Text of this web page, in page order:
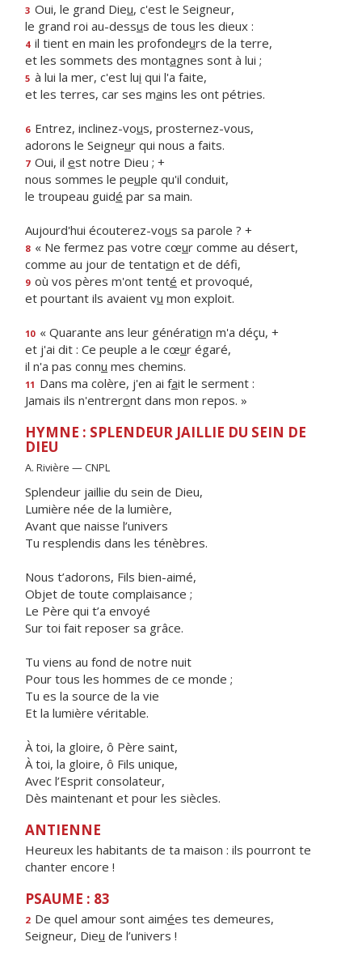
3 Oui, le grand Dieu, c'est le Seigneur,
le grand roi au-dessus de tous les dieux :
4 il tient en main les profondeurs de la terre,
et les sommets des montagnes sont à lui ;
5 à lui la mer, c'est lui qui l'a faite,
et les terres, car ses mains les ont pétries.
6 Entrez, inclinez-vous, prosternez-vous,
adorons le Seigneur qui nous a faits.
7 Oui, il est notre Dieu ; +
nous sommes le peuple qu'il conduit,
le troupeau guidé par sa main.
Aujourd'hui écouterez-vous sa parole ? +
8 « Ne fermez pas votre cœur comme au désert,
comme au jour de tentation et de défi,
9 où vos pères m'ont tenté et provoqué,
et pourtant ils avaient vu mon exploit.
10 « Quarante ans leur génération m'a déçu, +
et j'ai dit : Ce peuple a le cœur égaré,
il n'a pas connu mes chemins.
11 Dans ma colère, j'en ai fait le serment :
Jamais ils n'entreront dans mon repos. »
HYMNE : SPLENDEUR JAILLIE DU SEIN DE
DIEU
A. Rivière — CNPL
Splendeur jaillie du sein de Dieu,
Lumière née de la lumière,
Avant que naisse l’univers
Tu resplendis dans les ténèbres.
Nous t’adorons, Fils bien-aimé,
Objet de toute complaisance ;
Le Père qui t’a envoyé
Sur toi fait reposer sa grâce.
Tu viens au fond de notre nuit
Pour tous les hommes de ce monde ;
Tu es la source de la vie
Et la lumière véritable.
À toi, la gloire, ô Père saint,
À toi, la gloire, ô Fils unique,
Avec l’Esprit consolateur,
Dès maintenant et pour les siècles.
ANTIENNE
Heureux les habitants de ta maison : ils pourront te
chanter encore !
PSAUME : 83
2 De quel amour sont aimées tes demeures,
Seigneur, Dieu de l’univers !